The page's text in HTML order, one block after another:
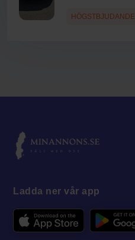
HÖGSTBJUDANDE
Ladda ner vår app